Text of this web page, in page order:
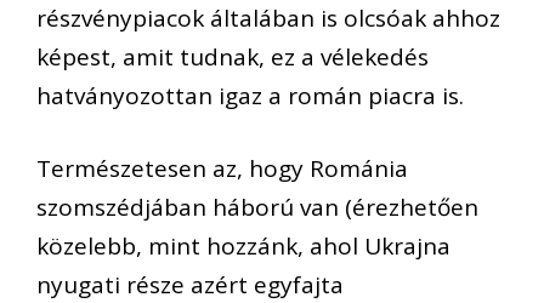
részvénypiacok általában is olcsóak ahhoz
képest, amit tudnak, ez a vélekedés
hatványozottan igaz a román piacra is.
Természetesen az, hogy Románia
szomszédjában háború van (érezhetően
közelebb, mint hozzánk, ahol Ukrajna
nyugati része azért egyfajta